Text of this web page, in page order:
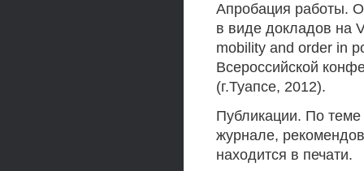
Апробация работы.
в виде докладов на
mobility and order in
Всероссийской
(г.Туапсе, 2012).
Публикации. По теме
журнале,
находится в печати.